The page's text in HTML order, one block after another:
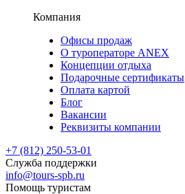
Компания
Офисы продаж
О туроператоре ANEX
Концепции отдыха
Подарочные сертификаты
Оплата картой
Блог
Вакансии
Реквизиты компании
+7 (812) 250-53-01
Служба поддержки
info@tours-spb.ru
Помощь туристам